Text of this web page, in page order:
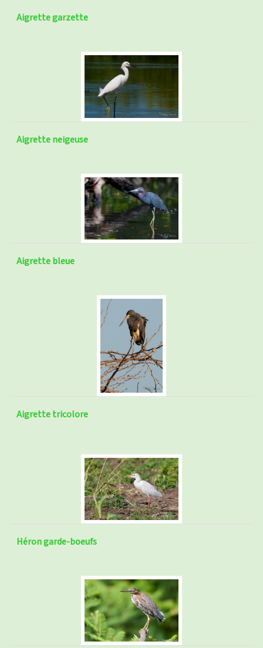
Aigrette garzette
Aigrette neigeuse
Aigrette bleue
Aigrette tricolore
Héron garde-boeufs